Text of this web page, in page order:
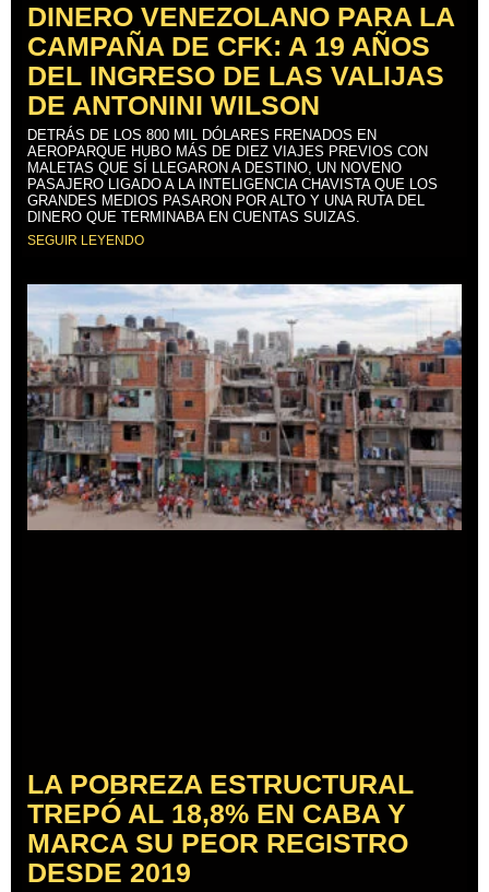
DINERO VENEZOLANO PARA LA
CAMPAÑA DE CFK: A 19 AÑOS
DEL INGRESO DE LAS VALIJAS
DE ANTONINI WILSON
DETRÁS DE LOS 800 MIL DÓLARES FRENADOS EN
AEROPARQUE HUBO MÁS DE DIEZ VIAJES PREVIOS CON
MALETAS QUE SÍ LLEGARON A DESTINO, UN NOVENO
PASAJERO LIGADO A LA INTELIGENCIA CHAVISTA QUE LOS
GRANDES MEDIOS PASARON POR ALTO Y UNA RUTA DEL
DINERO QUE TERMINABA EN CUENTAS SUIZAS.
SEGUIR LEYENDO
LA POBREZA ESTRUCTURAL
TREPÓ AL 18,8% EN CABA Y
MARCA SU PEOR REGISTRO
DESDE 2019